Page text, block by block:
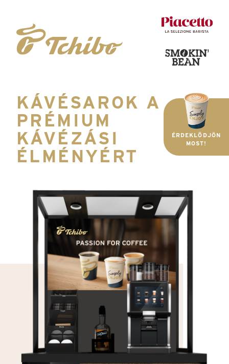
ÉRDEKLŐDJÖN
MOST!
Tchibo2Go
KÁVÉSAROK A
PRÉMIUM
KÁVÉZÁSI
ÉLMÉNYÉRT